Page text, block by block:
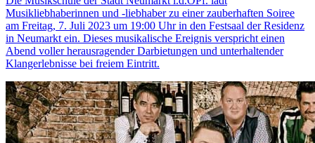
Musikliebhaberinnen und -liebhaber zu einer zauberhaften Soiree
am Freitag, 7. Juli 2023 um 19:00 Uhr in den Festsaal der Residenz
in Neumarkt ein. Dieses musikalische Ereignis verspricht einen
Abend voller herausragender Darbietungen und unterhaltender
Klangerlebnisse bei freiem Eintritt.